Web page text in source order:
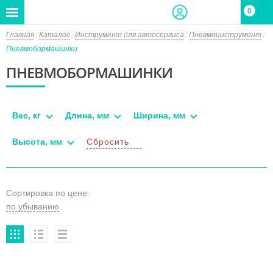
0
Главная Каталог Инструмент для автосервиса
Пневмоинструмент
Пневмобормашинки
ПНЕВМОБОРМАШИНКИ
Вес, кг Длина, мм Ширина, мм
Высота, мм Сбросить
Сортировка по цене: